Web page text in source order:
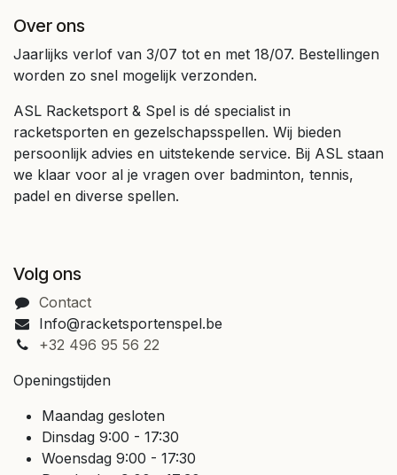
Over ons
Jaarlijks verlof van 3/07 tot en met 18/07. Bestellingen
worden zo snel mogelijk verzonden.
ASL Racketsport & Spel is dé specialist in
racketsporten en gezelschapsspellen. Wij bieden
persoonlijk advies en uitstekende service. Bij ASL staan
we klaar voor al je vragen over badminton, tennis,
padel en diverse spellen.
Volg ons
Contact
Info@racketsportenspel.be
+32 496 95 56 22
Openingstijden
Maandag gesloten
Dinsdag 9:00 - 17:30
Woensdag 9:00 - 17:30